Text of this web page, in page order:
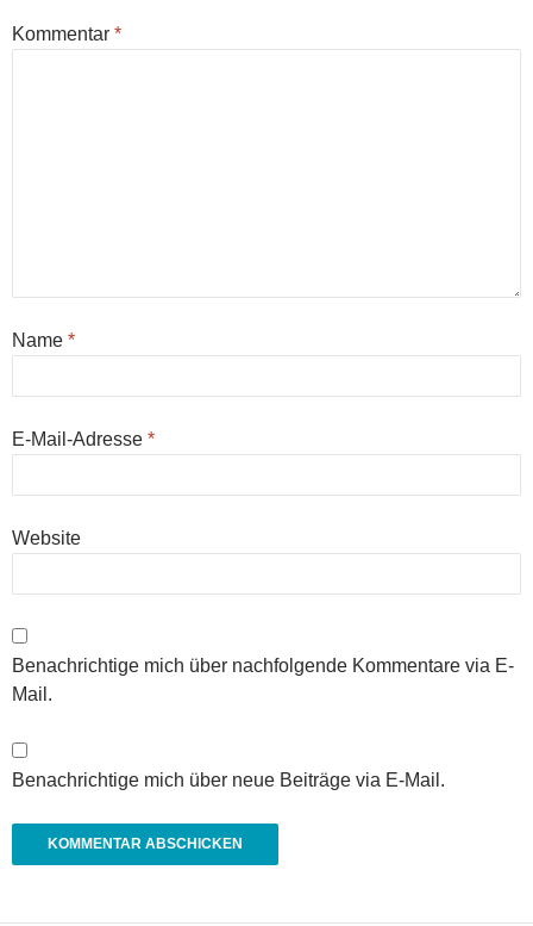
Kommentar *
Name *
E-Mail-Adresse *
Website
Benachrichtige mich über nachfolgende Kommentare via E-
Mail.
Benachrichtige mich über neue Beiträge via E-Mail.